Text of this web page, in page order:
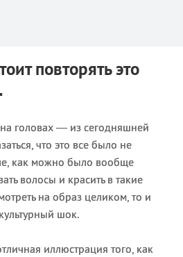
повторять это
головах — из сегодняшней
что это все было не
как можно было вообще
волосы и красить в такие
на образ целиком, то и
шок.
иллюстрация того, как